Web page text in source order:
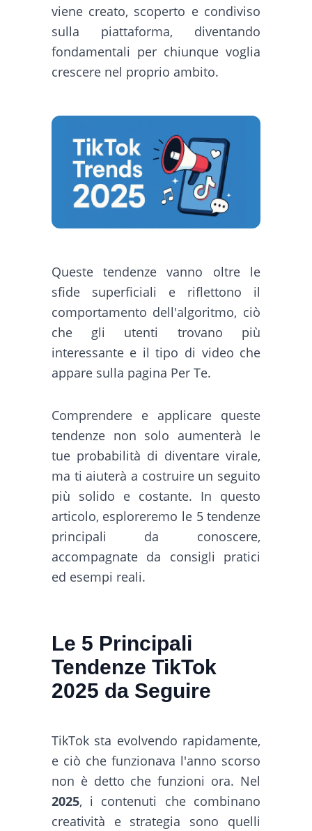
viene creato, scoperto e condiviso
sulla piattaforma, diventando
fondamentali per chiunque voglia
crescere nel proprio ambito.
Queste tendenze vanno oltre le
sfide superficiali e riflettono il
comportamento dell'algoritmo, ciò
che gli utenti trovano più
interessante e il tipo di video che
appare sulla pagina Per Te.
Comprendere e applicare queste
tendenze non solo aumenterà le
tue probabilità di diventare virale,
ma ti aiuterà a costruire un seguito
più solido e costante. In questo
articolo, esploreremo le 5 tendenze
principali da conoscere,
accompagnate da consigli pratici
ed esempi reali.
Le 5 Principali
Tendenze TikTok
2025 da Seguire
TikTok sta evolvendo rapidamente,
e ciò che funzionava l'anno scorso
non è detto che funzioni ora. Nel
2025, i contenuti che combinano
creatività e strategia sono quelli